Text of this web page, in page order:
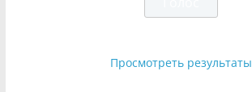
Просмотреть результаты